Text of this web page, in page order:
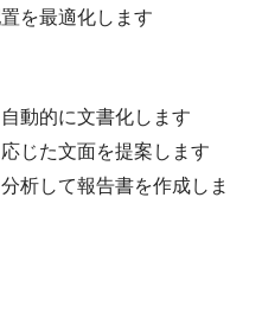
を最適化します
動的に文書化します
じた文面を提案します
析して報告書を作成しま